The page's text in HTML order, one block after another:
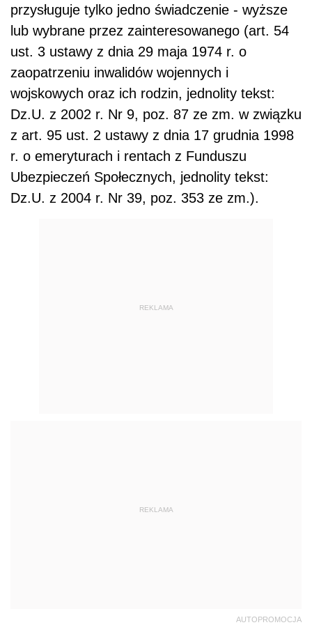
przysługuje tylko jedno świadczenie - wyższe
lub wybrane przez zainteresowanego (art. 54
ust. 3 ustawy z dnia 29 maja 1974 r. o
zaopatrzeniu inwalidów wojennych i
wojskowych oraz ich rodzin, jednolity tekst:
Dz.U. z 2002 r. Nr 9, poz. 87 ze zm. w związku
z art. 95 ust. 2 ustawy z dnia 17 grudnia 1998
r. o emeryturach i rentach z Funduszu
Ubezpieczeń Społecznych, jednolity tekst:
Dz.U. z 2004 r. Nr 39, poz. 353 ze zm.).
REKLAMA
REKLAMA
AUTOPROMOCJA